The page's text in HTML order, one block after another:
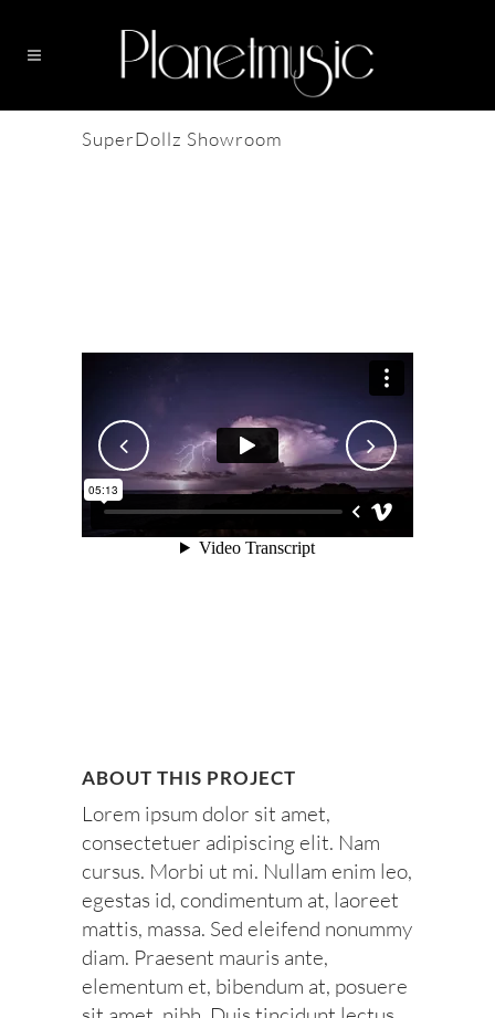
SuperDollz Showroom
ABOUT THIS PROJECT
Lorem ipsum dolor sit amet,
consectetuer adipiscing elit. Nam
cursus. Morbi ut mi. Nullam enim leo,
egestas id, condimentum at, laoreet
mattis, massa. Sed eleifend nonummy
diam. Praesent mauris ante,
elementum et, bibendum at, posuere